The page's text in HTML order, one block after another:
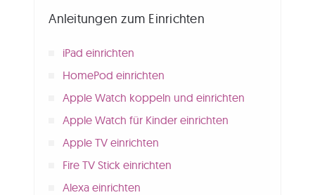
Anleitungen zum Einrichten
iPad einrichten
HomePod einrichten
Apple Watch koppeln und einrichten
Apple Watch für Kinder einrichten
Apple TV einrichten
Fire TV Stick einrichten
Alexa einrichten